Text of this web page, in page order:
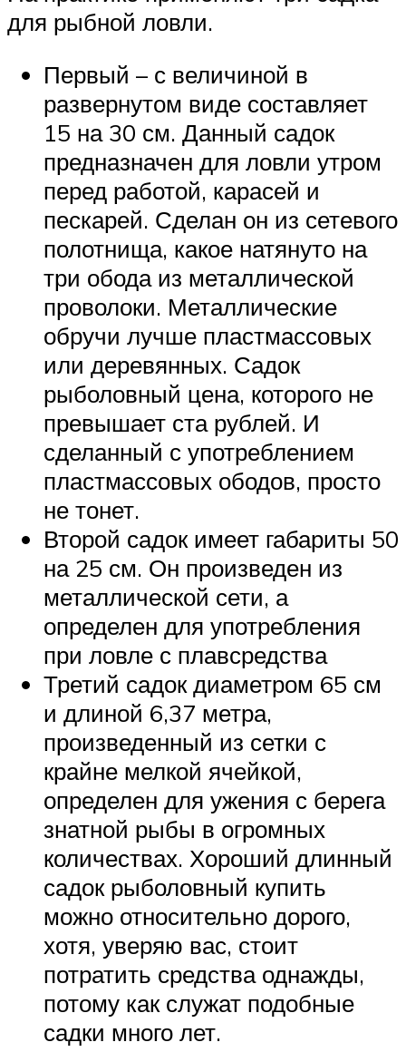
для рыбной ловли.
Первый – с величиной в
развернутом виде составляет
15 на 30 см. Данный садок
предназначен для ловли утром
перед работой, карасей и
пескарей. Сделан он из сетевого
полотнища, какое натянуто на
три обода из металлической
проволоки. Металлические
обручи лучше пластмассовых
или деревянных. Садок
рыболовный цена, которого не
превышает ста рублей. И
сделанный с употреблением
пластмассовых ободов, просто
не тонет.
Второй садок имеет габариты 50
на 25 см. Он произведен из
металлической сети, а
определен для употребления
при ловле с плавсредства
Третий садок диаметром 65 см
и длиной 6,37 метра,
произведенный из сетки с
крайне мелкой ячейкой,
определен для ужения с берега
знатной рыбы в огромных
количествах. Хороший длинный
садок рыболовный купить
можно относительно дорого,
хотя, уверяю вас, стоит
потратить средства однажды,
потому как служат подобные
садки много лет.